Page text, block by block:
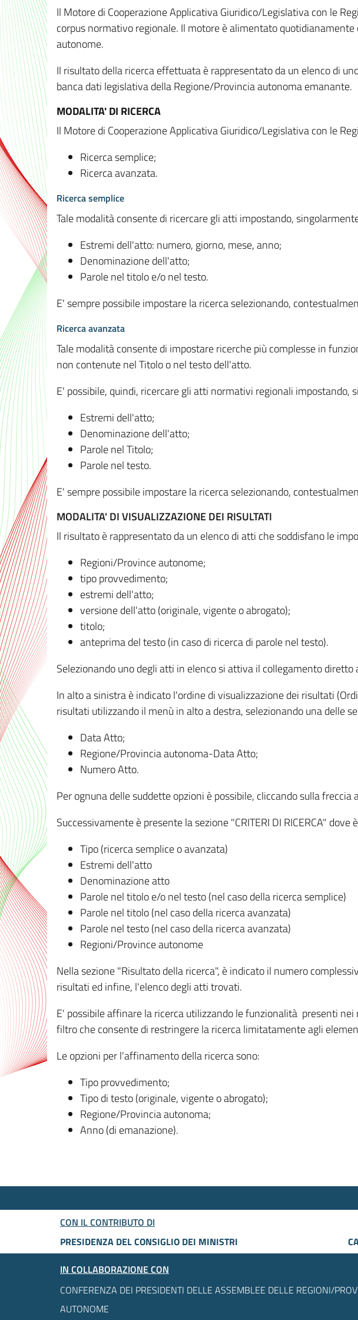
Il Motore di Cooperazione Applicativa Giuridico/Legislativa con le
corpus normativo regionale. Il motore è alimentato
autonome.
Il risultato della ricerca effettuata è rappresentato da un elenco di
banca dati legislativa della Regione/Provincia autonoma emanante.
MODALITA' DI RICERCA
Il Motore di Cooperazione Applicativa Giuridico/Legislativa con le
Ricerca semplice;
Ricerca avanzata.
Ricerca semplice
Tale modalità consente di ricercare gli atti impostando,
Estremi dell'atto: numero, giorno, mese, anno;
Denominazione dell'atto;
Parole nel titolo e/o nel testo.
E' sempre possibile impostare la ricerca selezionando,
Ricerca avanzata
Tale modalità consente di impostare ricerche più complesse in
non contenute nel Titolo o nel testo dell'atto.
E' possibile, quindi, ricercare gli atti normativi regionali
Estremi dell'atto;
Denominazione dell'atto;
Parole nel Titolo;
Parole nel testo.
E' sempre possibile impostare la ricerca selezionando,
MODALITA' DI VISUALIZZAZIONE DEI RISULTATI
Il risultato è rappresentato da un elenco di atti che soddisfano le
Regioni/Province autonome;
tipo provvedimento;
estremi dell'atto;
versione dell'atto (originale, vigente o abrogato);
titolo;
anteprima del testo (in caso di ricerca di parole nel testo).
Selezionando uno degli atti in elenco si attiva il collegamento
In alto a sinistra è indicato l'ordine di visualizzazione dei risultati
risultati utilizzando il menù in alto a destra, selezionando una delle
Data Atto;
Regione/Provincia autonoma-Data Atto;
Numero Atto.
Per ognuna delle suddette opzioni è possibile, cliccando sulla
Successivamente è presente la sezione "CRITERI DI RICERCA"
Tipo (ricerca semplice o avanzata)
Estremi dell'atto
Denominazione atto
Parole nel titolo e/o nel testo (nel caso della ricerca semplice)
Parole nel titolo (nel caso della ricerca avanzata)
Parole nel testo (nel caso della ricerca avanzata)
Regioni/Province autonome
Nella sezione "Risultato della ricerca", è indicato il numero
risultati ed infine, l'elenco degli atti trovati.
E' possibile affinare la ricerca utilizzando le funzionalità presenti
filtro che consente di restringere la ricerca limitatamente agli
Le opzioni per l'affinamento della ricerca sono:
Tipo provvedimento;
Tipo di testo (originale, vigente o abrogato);
Regione/Provincia autonoma;
Anno (di emanazione).
CON IL CONTRIBUTO DI
PRESIDENZA DEL CONSIGLIO DEI MINISTRI
IN COLLABORAZIONE CON
CONFERENZA DEI PRESIDENTI DELLE ASSEMBLEE DELLE REGIONI/
AUTONOME